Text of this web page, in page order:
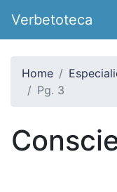
Verbetoteca
Home
Pg. 3